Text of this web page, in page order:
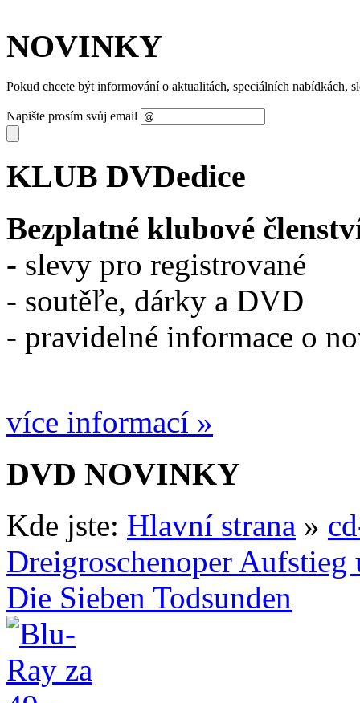
NOVINKY
Pokud chcete být informování o aktualitách, speciálních nabídkách,
Napište prosím svůj email
KLUB DVDedice
Bezplatné klubové
- slevy pro registrované
- soutěľe, dárky a DVD
- pravidelné informace o
více informací »
DVD NOVINKY
Kde jste: Hlavní strana »
Dreigroschenoper
Die Sieben Todsunden